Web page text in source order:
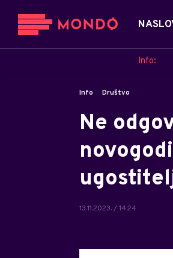
Info:
Info Društvo
Ne
13.11.2023. / 14:24